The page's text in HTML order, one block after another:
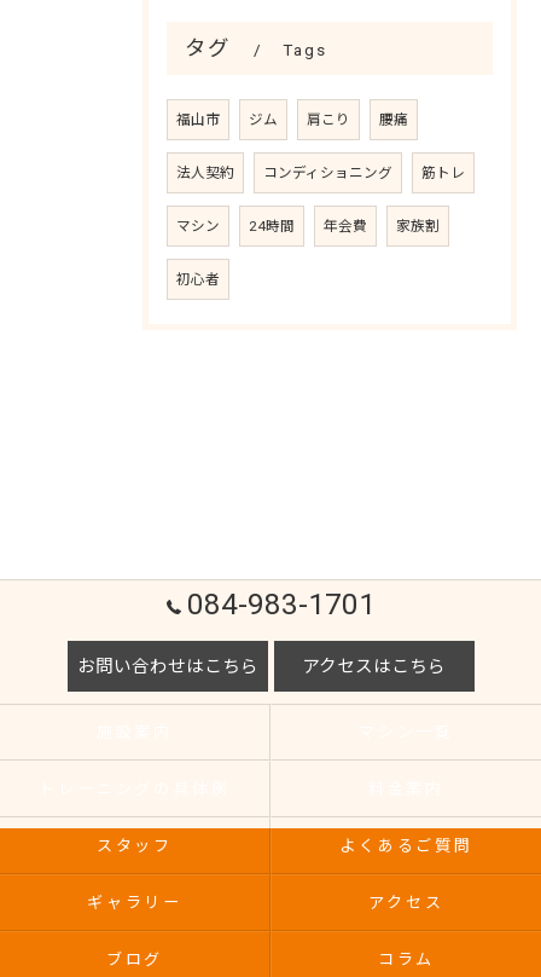
タグ Tags
福山市 ジム 肩こり 腰痛
法人契約 コンディショニング 筋トレ
マシン 24時間 年会費 家族割
初心者
084-983-1701
お問い合わせはこちら アクセスはこちら
スタッフ よくあるご質問
ギャラリー アクセス
ブログ コラム